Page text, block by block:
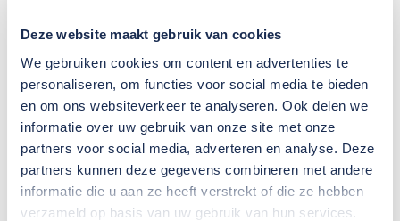
Deze website maakt gebruik van cookies
We gebruiken cookies om content en advertenties te
personaliseren, om functies voor social media te bieden
en om ons websiteverkeer te analyseren. Ook delen we
informatie over uw gebruik van onze site met onze
partners voor social media, adverteren en analyse. Deze
partners kunnen deze gegevens combineren met andere
informatie die u aan ze heeft verstrekt of die ze hebben
verzameld op basis van uw gebruik van hun services.
We werken bij Schuttersvlucht met een vast team
van medewerkers, waaronder:
mbo- en hbo-geschoolde begeleiders en
persoonlijk begeleiders;
medewerkers in opleiding, zoals leerlingen en
stagiairs;